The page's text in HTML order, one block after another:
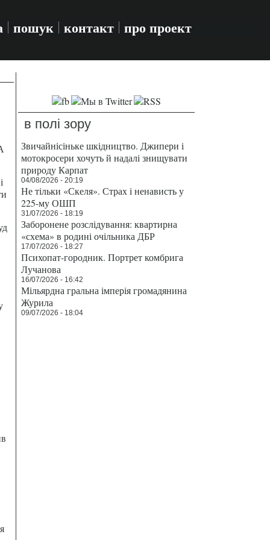
пошук контакт про проект
в полі зору
Звичайнісіньке шкідництво. Джипери і
мотокросери хочуть й надалі знищувати
природу Карпат
04/08/2026 - 20:19
Не тільки «Скеля». Страх і ненависть у
225-му ОШП
31/07/2026 - 18:19
Заборонене розслідування: квартирна
«схема» в родині очільника ДБР
17/07/2026 - 18:27
Психопат-городник. Портрет комбрига
Лучанова
16/07/2026 - 16:42
Мільярдна гральна імперія громадянина
Журила
09/07/2026 - 18:04